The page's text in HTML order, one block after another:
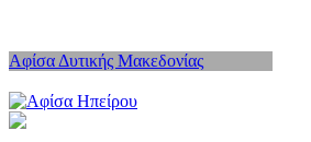
Αφίσα Δυτικής Μακεδονίας